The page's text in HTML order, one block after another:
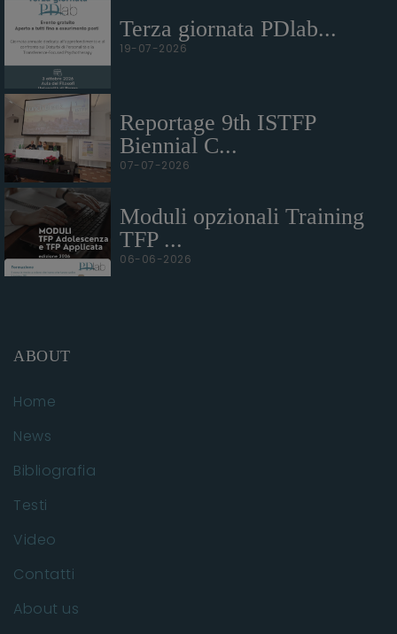
Terza giornata PDlab...
19-07-2026
Reportage 9th ISTFP
Biennial C...
07-07-2026
Moduli opzionali Training
TFP ...
06-06-2026
ABOUT
Home
News
Bibliografia
Testi
Video
Contatti
About us